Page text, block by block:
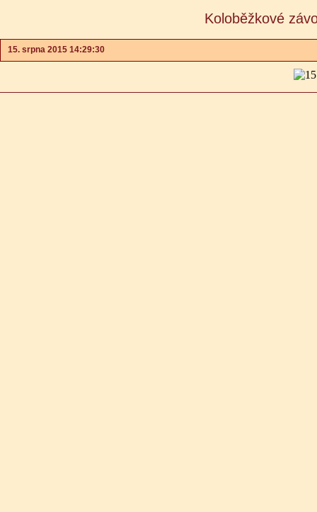
Koloběžkové
15. srpna 2015 14:29:30